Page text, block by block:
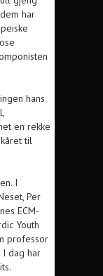
har
hans
en rekke
til
I
Per
ECM-
Youth
professor
I dag har